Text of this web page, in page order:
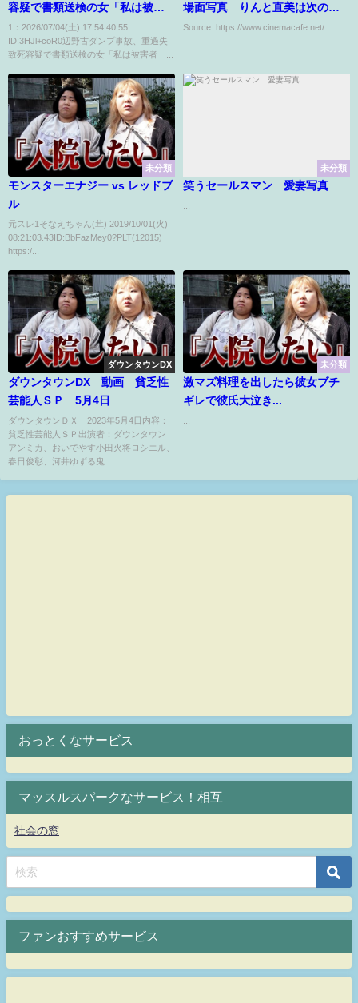
容疑で書類送検の女「私は被害
者」「理不尽な攻撃負けぬ」
1：2026/07/04(土) 17:54:40.55
ID:3HJl+coR0辺野古ダンプ事故、重過失
致死容疑で書類送検の女「私は被害者」...
場面写真 りんと直美は次の実
習先となる内科へ 着任早々男女
Source: https://www.cinemacafe.net/...
未分類
モンスターエナジー vs レッドブ
ル
元スレ1そなえちゃん(茸) 2019/10/01(火)
08:21:03.43ID:BbFazMey0?PLT(12015)
https:/...
未分類
笑うセールスマン 愛妻写真
ダウンタウンDX
ダウンタウンDX 動画 貧乏性
芸能人ＳＰ 5月4日
ダウンタウンＤＸ 2023年5月4日内容：
貧乏性芸能人ＳＰ出演者：ダウンタウン
アンミカ、おいでやす小田火将ロシエル、
春日俊彰、河井ゆずる鬼...
未分類
激マズ料理を出したら彼女ブチ
ギレで彼氏大泣き...
おっとくなサービス
マッスルスパークなサービス！相互
社会の窓
ファンおすすめサービス